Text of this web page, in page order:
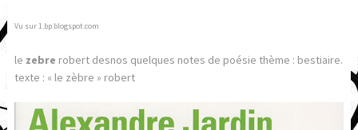
Vu sur 1.bp.blogspot.com
le zebre robert desnos quelques notes de poésie thème : bestiaire.
texte : « le zèbre » robert